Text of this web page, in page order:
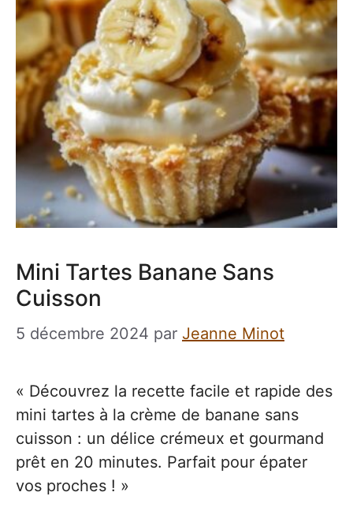
Mini Tartes Banane Sans
Cuisson
5 décembre 2024 par Jeanne Minot
« Découvrez la recette facile et rapide des
mini tartes à la crème de banane sans
cuisson : un délice crémeux et gourmand
prêt en 20 minutes. Parfait pour épater
vos proches ! »